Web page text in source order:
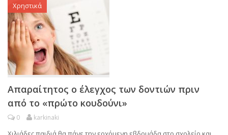
Χρηστικά
Απαραίτητος ο έλεγχος των δοντιών πριν
από το «πρώτο κουδούνι»
0 karkinaki